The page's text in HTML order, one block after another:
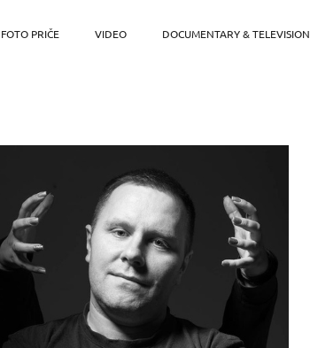
FOTO PRIČE VIDEO DOCUMENTARY & TELEVISION